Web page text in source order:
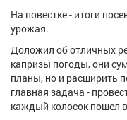
Работа
На повестке - итоги
урожая.
Доложил об отличных
капризы погоды, они
планы, но и расширить
главная задача -
каждый колосок пошел